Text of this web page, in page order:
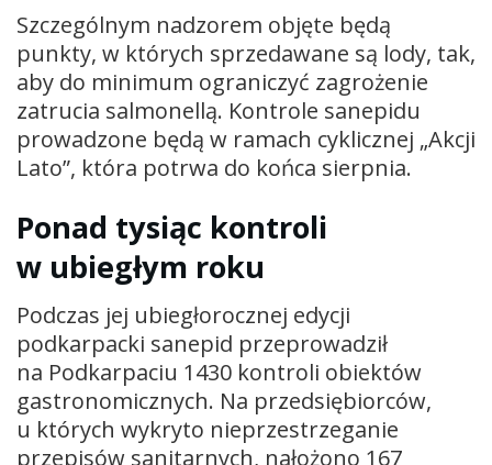
Szczególnym nadzorem objęte będą
punkty, w których sprzedawane są lody, tak,
aby do minimum ograniczyć zagrożenie
zatrucia salmonellą. Kontrole sanepidu
prowadzone będą w ramach cyklicznej „Akcji
Lato”, która potrwa do końca sierpnia.
Ponad tysiąc kontroli
w ubiegłym roku
Podczas jej ubiegłorocznej edycji
podkarpacki sanepid przeprowadził
na Podkarpaciu 1430 kontroli obiektów
gastronomicznych. Na przedsiębiorców,
u których wykryto nieprzestrzeganie
przepisów sanitarnych, nałożono 167